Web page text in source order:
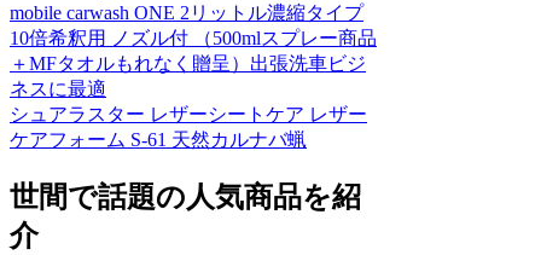
mobile carwash ONE 2リットル濃縮タイプ
10倍希釈用 ノズル付 （500mlスプレー商品
＋MFタオルもれなく贈呈）出張洗車ビジ
ネスに最適
シュアラスター レザーシートケア レザー
ケアフォーム S-61 天然カルナバ蝋
世間で話題の人気商品を紹
介